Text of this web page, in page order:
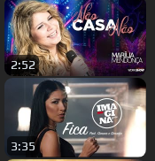
2:52
3:35